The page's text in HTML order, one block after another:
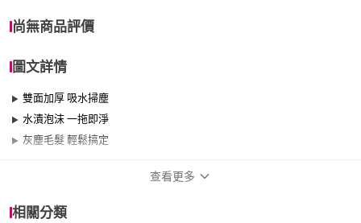
尚無商品評價
圖文詳情
雙面加厚 吸水掃塵
水漬泡沫 一拖即淨
灰塵毛髮 輕鬆搞定
查看更多
相關分類